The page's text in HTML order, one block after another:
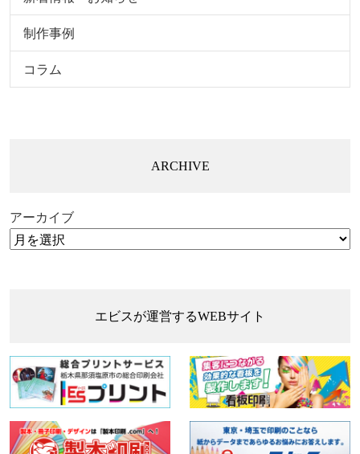
制作事例
コラム
ARCHIVE
アーカイブ
エビスが運営するWEBサイト